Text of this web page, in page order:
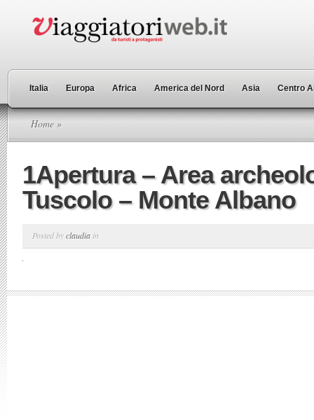
Italia Europa Africa America del Nord Asia Centro
Home »
1Apertura – Area
Tuscolo – Monte Albano
Posted byclaudia in